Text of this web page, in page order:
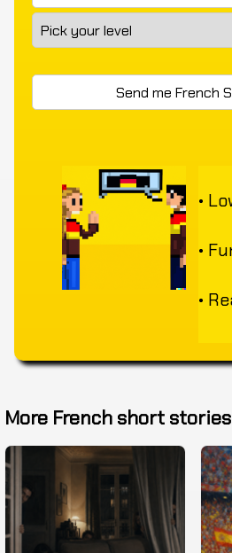
•
•
•
More French short stories